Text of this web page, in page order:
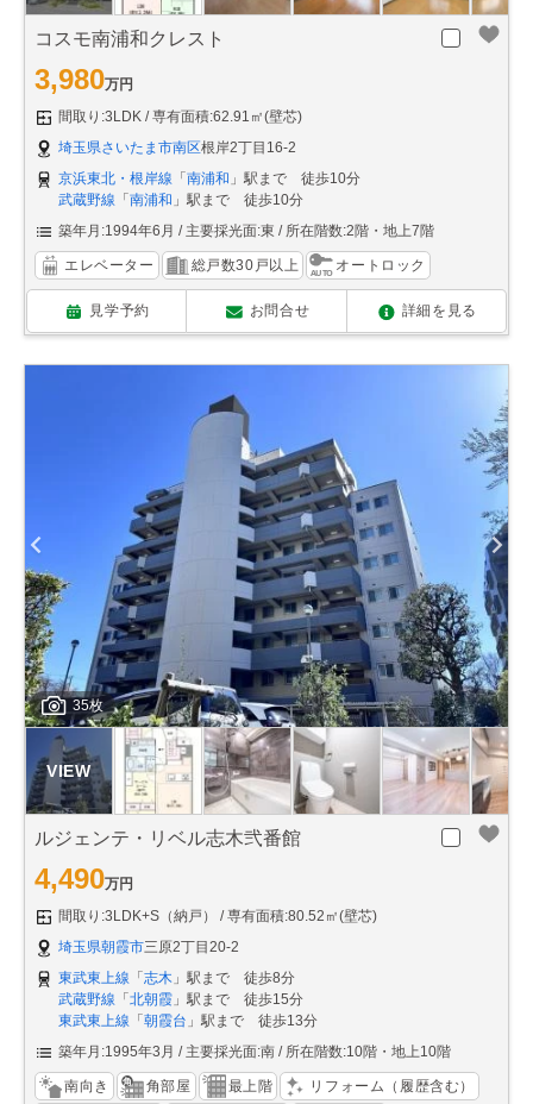
コスモ南浦和クレスト
3,980万円
間取り:3LDK
専有面積:62.91㎡(壁芯)
埼玉県さいたま市南区根岸2丁目16-2
京浜東北・根岸線 「南浦和 」駅まで 徒歩10分
武蔵野線 「南浦和 」駅まで 徒歩10分
築年月:1994年6月
主要採光面:東 所在階数:2階・地上7階
エレベーター 総戸数30戸以上 オートロック
見学予約 お問合せ 詳細を見る
35枚
ルジェンテ・リベル志木弐番館
4,490万円
間取り:3LDK+S（納戸）
専有面積:80.52㎡(壁芯)
埼玉県朝霞市三原2丁目20-2
東武東上線 「 志木 」駅まで 徒歩8分
武蔵野線 「 北朝霞 」駅まで 徒歩15分
東武東上線 「 朝霞台 」駅まで 徒歩13分
築年月:1995年3月
主要採光面:南 所在階数:10階・地上10階
南向き 角部屋 最上階 リフォーム（履歴含む）